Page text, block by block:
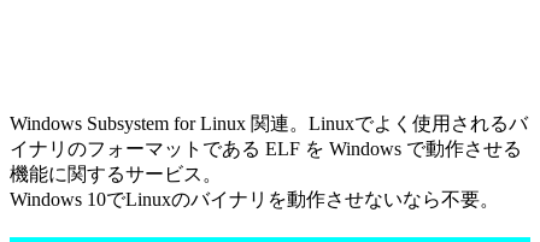
Windows Subsystem for Linux 関連。Linuxでよく使用されるバ
イナリのフォーマットである ELF を Windows で動作させる
機能に関するサービス。
Windows 10でLinuxのバイナリを動作させないなら不要。